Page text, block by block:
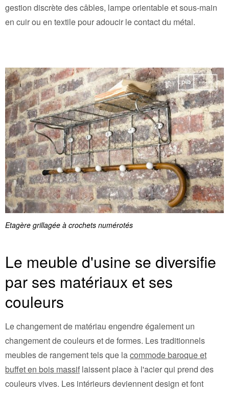
gestion discrète des câbles, lampe orientable et sous-main
en cuir ou en textile pour adoucir le contact du métal.
Etagère grillagée à crochets numérotés
Le meuble d'usine se diversifie
par ses matériaux et ses
couleurs
Le changement de matériau engendre également un
changement de couleurs et de formes. Les traditionnels
meubles de rangement tels que lacommode baroque et
buffet en bois massif laissent place à l'acier qui prend des
couleurs vives. Les intérieurs deviennent design et font